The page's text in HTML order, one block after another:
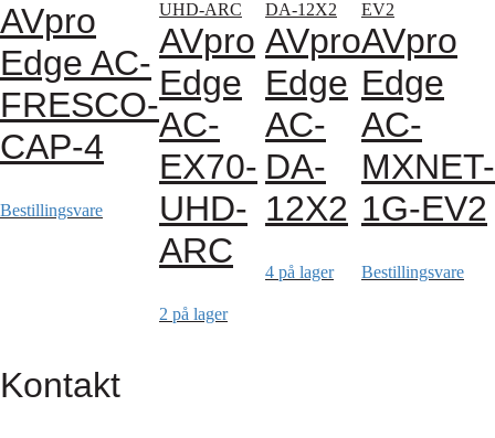
AVpro
Edge AC-
FRESCO-
CAP-4
Bestillingsvare
AVpro
Edge
AC-
EX70-
UHD-
ARC
2 på lager
AVpro
Edge
AC-
DA-
12X2
4 på lager
AVpro
Edge
AC-
MXNET-
1G-EV2
Bestillingsvare
Kontakt